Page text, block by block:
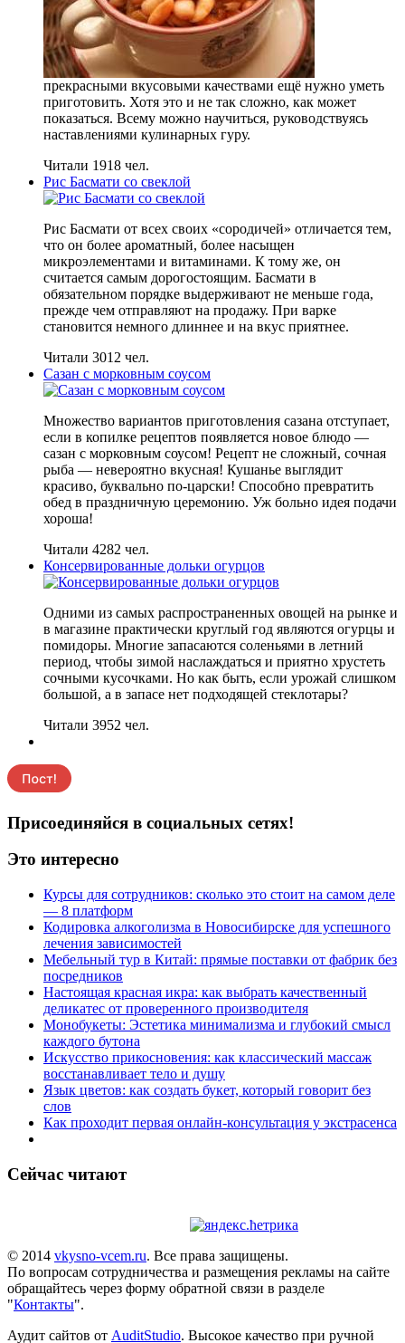
прекрасными вкусовыми качествами ещё нужно уметь
приготовить. Хотя это и не так сложно, как может
показаться. Всему можно научиться, руководствуясь
наставлениями кулинарных гуру.
Читали 1918 чел.
Рис Басмати со свеклой
Рис Басмати от всех своих «сородичей» отличается тем,
что он более ароматный, более насыщен
микроэлементами и витаминами. К тому же, он
считается самым дорогостоящим. Басмати в
обязательном порядке выдерживают не меньше года,
прежде чем отправляют на продажу. При варке
становится немного длиннее и на вкус приятнее.
Читали 3012 чел.
Сазан с морковным соусом
Множество вариантов приготовления сазана отступает,
если в копилке рецептов появляется новое блюдо —
сазан с морковным соусом! Рецепт не сложный, сочная
рыба — невероятно вкусная! Кушанье выглядит
красиво, буквально по-царски! Способно превратить
обед в праздничную церемонию. Уж больно идея подачи
хороша!
Читали 4282 чел.
Консервированные дольки огурцов
Одними из самых распространенных овощей на рынке и
в магазине практически круглый год являются огурцы и
помидоры. Многие запасаются соленьями в летний
период, чтобы зимой наслаждаться и приятно хрустеть
сочными кусочками. Но как быть, если урожай слишком
большой, а в запасе нет подходящей стеклотары?
Читали 3952 чел.
Присоединяйся в социальных сетях!
Это интересно
Курсы для сотрудников: сколько это стоит на самом деле
— 8 платформ
Кодировка алкоголизма в Новосибирске для успешного
лечения зависимостей
Мебельный тур в Китай: прямые поставки от фабрик без
посредников
Настоящая красная икра: как выбрать качественный
деликатес от проверенного производителя
Монобукеты: Эстетика минимализма и глубокий смысл
каждого бутона
Искусство прикосновения: как классический массаж
восстанавливает тело и душу
Язык цветов: как создать букет, который говорит без
слов
Как проходит первая онлайн-консультация у экстрасенса
Сейчас читают
© 2014 vkysno-vcem.ru. Все права защищены.
По вопросам сотрудничества и размещения рекламы на сайте
обращайтесь через форму обратной связи в разделе
"Контакты".
Аудит сайтов от AuditStudio. Высокое качество при ручной